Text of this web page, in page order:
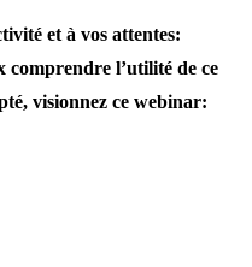
et à vos attentes:
l’utilité de ce
visionnez ce webinar: